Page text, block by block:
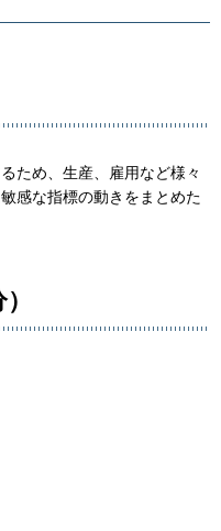
ため、生産、雇用など様々
感な指標の動きをまとめた